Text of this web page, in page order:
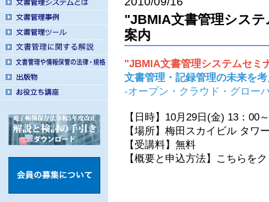
"JBMIA文書管理シス
案内
"JBMIA文書管理システムセミ
文書管理・記録管理の未来を
-オープン・クラウド・グロー
【日時】10月29日(金) 13：00
【場所】梅田スカイビル タワ
【受講料】無料
【概要と申込方法】こちらを